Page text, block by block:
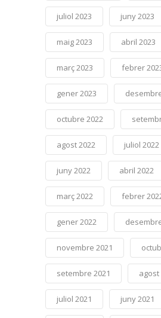
juliol 2023 juny 2023
maig 2023 abril 2023
març 2023 febrer
gener 2023
octubre 2022
agost 2022 juliol 2022
juny 2022 abril 2022
març 2022 febrer
gener 2022
novembre 2021
setembre 2021 agost
juliol 2021 juny 2021